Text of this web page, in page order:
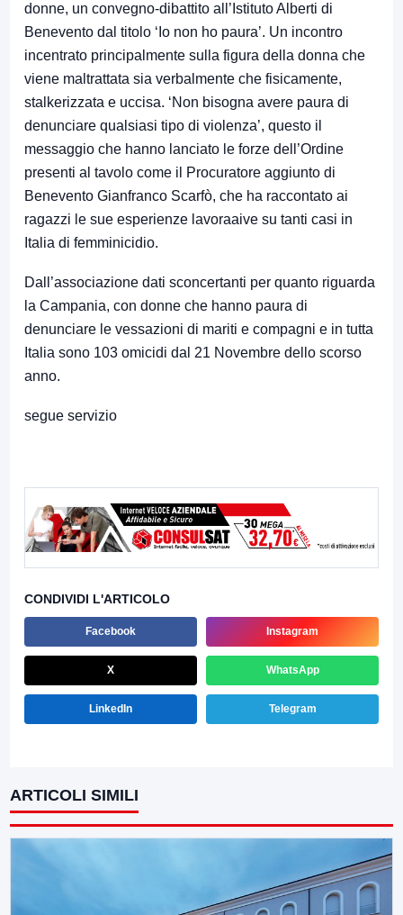
donne, un convegno-dibattito all’Istituto Alberti di
Benevento dal titolo ‘Io non ho paura’. Un incontro
incentrato principalmente sulla figura della donna che
viene maltrattata sia verbalmente che fisicamente,
stalkerizzata e uccisa. ‘Non bisogna avere paura di
denunciare qualsiasi tipo di violenza’, questo il
messaggio che hanno lanciato le forze dell’Ordine
presenti al tavolo come il Procuratore aggiunto di
Benevento Gianfranco Scarfò, che ha raccontato ai
ragazzi le sue esperienze lavoraaive su tanti casi in
Italia di femminicidio.
Dall’associazione dati sconcertanti per quanto riguarda
la Campania, con donne che hanno paura di
denunciare le vessazioni di mariti e compagni e in tutta
Italia sono 103 omicidi dal 21 Novembre dello scorso
anno.
segue servizio
CONDIVIDI L'ARTICOLO
Facebook Instagram
X WhatsApp
LinkedIn Telegram
ARTICOLI SIMILI